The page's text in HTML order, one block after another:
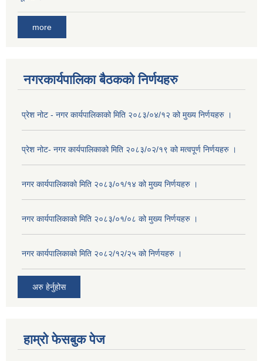
more
नगरकार्यपालिका बैठकको निर्णयहरु
प्रेश नोट - नगर कार्यपालिकाको मिति २०८३/०४/१२ को मुख्य निर्णयहरु ।
प्रेश नोट- नगर कार्यपालिकाको मिति २०८३/०२/१९ को मत्वपूर्ण निर्णयहरु ।
नगर कार्यपालिकाको मिति २०८३/०१/१४ को मुख्य निर्णयहरु ।
नगर कार्यपालिकाको मिति २०८३/०१/०८ को मुख्य निर्णयहरु ।
नगर कार्यपालिकाको मिति २०८२/१२/२५ को निर्णयहरु ।
अरु हेर्नुहोस
हाम्रो फेसबुक पेज